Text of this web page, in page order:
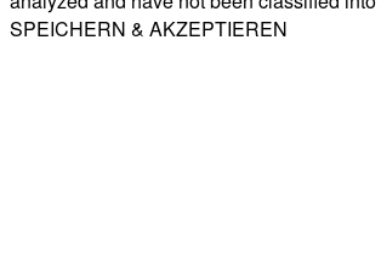
SPEICHERN & AKZEPTIEREN